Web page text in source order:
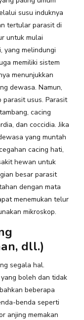
susu induknya
tertular parasit di
untuk mulai
yang melindungi
memiliki sistem
menunjukkan
dewasa. Namun,
usus. Parasit
cacing
dan coccidia. Jika
yang muntah
cacing hati,
hewan untuk
besar parasit
dengan mata
menemukan telur
mikroskop.
dll.)
segala hal.
boleh dan tidak
beberapa
benda seperti
anjing memakan